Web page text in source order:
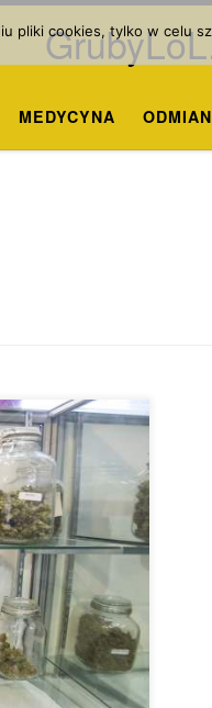
MEDYCYNA
znalazło się
teraz
w przypadku
która
głosowania
pliki cookies, tylko w celu